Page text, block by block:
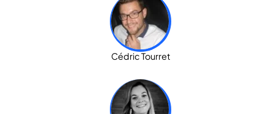
Cédric Tourret